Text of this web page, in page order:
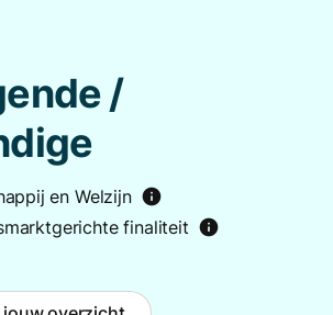
/
en Welzijn info
finaliteit info